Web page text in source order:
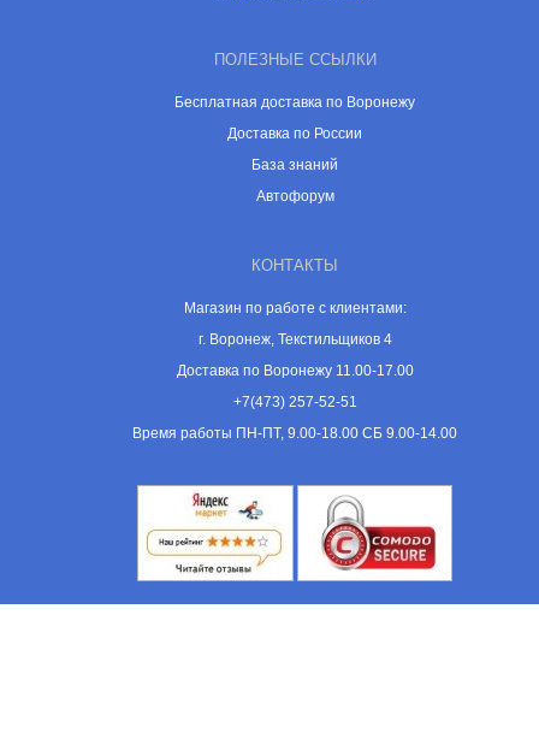
ПОЛЕЗНЫЕ ССЫЛКИ
Бесплатная доставка по Воронежу
Доставка по России
База знаний
Автофорум
КОНТАКТЫ
Магазин по работе с клиентами:
г. Воронеж, Текстильщиков 4
Доставка по Воронежу 11.00-17.00
+7(473) 257-52-51
Время работы ПН-ПТ, 9.00-18.00 СБ 9.00-14.00